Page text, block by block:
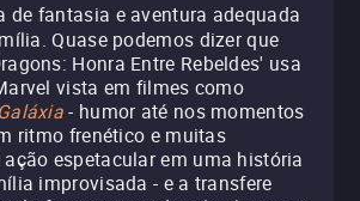
de fantasia e aventura adequada
Quase podemos dizer que
Honra Entre Rebeldes' usa
vista em filmes como
- humor até nos momentos
ritmo frenético e muitas
espetacular em uma história
improvisada - e a transfere